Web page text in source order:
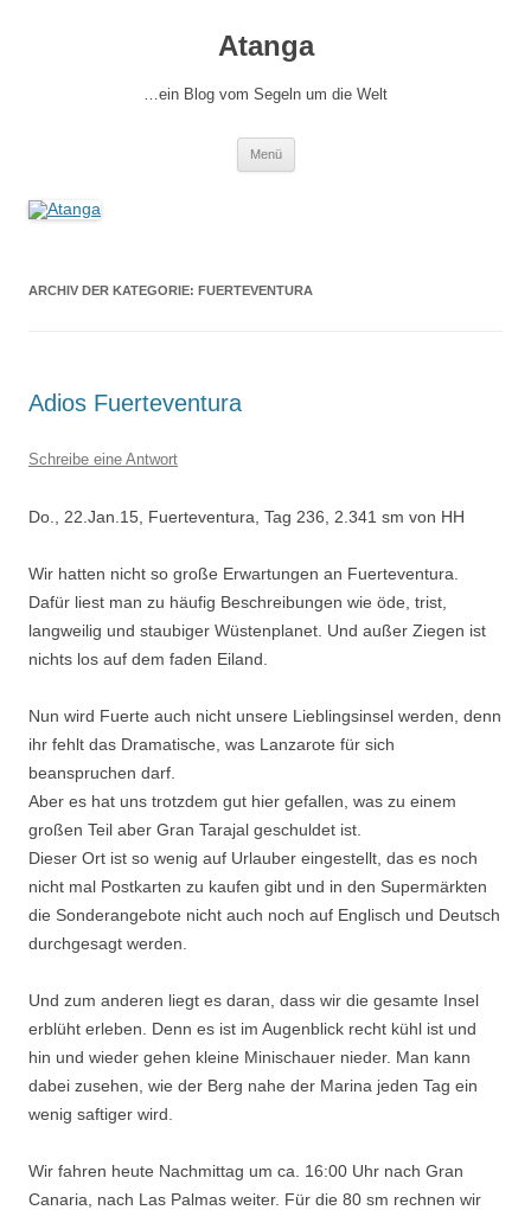
Atanga
…ein Blog vom Segeln um die Welt
Menü
ARCHIV DER KATEGORIE: FUERTEVENTURA
Adios Fuerteventura
Schreibe eine Antwort
Do., 22.Jan.15, Fuerteventura, Tag 236, 2.341 sm von HH
Wir hatten nicht so große Erwartungen an Fuerteventura.
Dafür liest man zu häufig Beschreibungen wie öde, trist,
langweilig und staubiger Wüstenplanet. Und außer Ziegen ist
nichts los auf dem faden Eiland.
Nun wird Fuerte auch nicht unsere Lieblingsinsel werden, denn
ihr fehlt das Dramatische, was Lanzarote für sich
beanspruchen darf.
Aber es hat uns trotzdem gut hier gefallen, was zu einem
großen Teil aber Gran Tarajal geschuldet ist.
Dieser Ort ist so wenig auf Urlauber eingestellt, das es noch
nicht mal Postkarten zu kaufen gibt und in den Supermärkten
die Sonderangebote nicht auch noch auf Englisch und Deutsch
durchgesagt werden.
Und zum anderen liegt es daran, dass wir die gesamte Insel
erblüht erleben. Denn es ist im Augenblick recht kühl ist und
hin und wieder gehen kleine Minischauer nieder. Man kann
dabei zusehen, wie der Berg nahe der Marina jeden Tag ein
wenig saftiger wird.
Wir fahren heute Nachmittag um ca. 16:00 Uhr nach Gran
Canaria, nach Las Palmas weiter. Für die 80 sm rechnen wir